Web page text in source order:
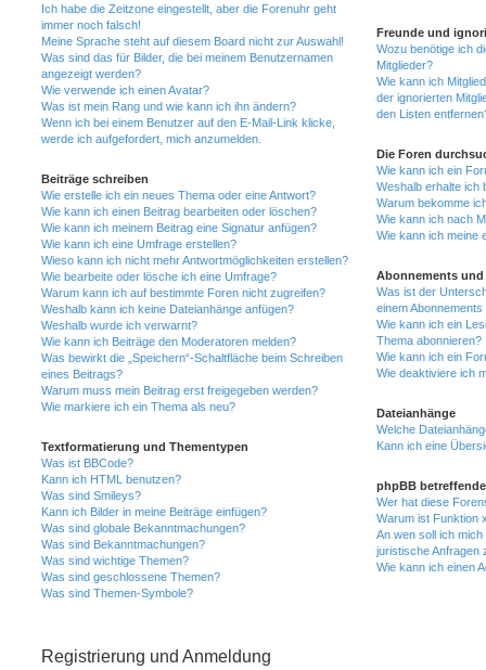
Ich habe die Zeitzone eingestellt, aber die Forenuhr geht
immer noch falsch!
Meine Sprache steht auf diesem Board nicht zur Auswahl!
Was sind das für Bilder, die bei meinem Benutzernamen
angezeigt werden?
Wie verwende ich einen Avatar?
Was ist mein Rang und wie kann ich ihn ändern?
Wenn ich bei einem Benutzer auf den E-Mail-Link klicke,
werde ich aufgefordert, mich anzumelden.
Beiträge schreiben
Wie erstelle ich ein neues Thema oder eine Antwort?
Wie kann ich einen Beitrag bearbeiten oder löschen?
Wie kann ich meinem Beitrag eine Signatur anfügen?
Wie kann ich eine Umfrage erstellen?
Wieso kann ich nicht mehr Antwortmöglichkeiten erstellen?
Wie bearbeite oder lösche ich eine Umfrage?
Warum kann ich auf bestimmte Foren nicht zugreifen?
Weshalb kann ich keine Dateianhänge anfügen?
Weshalb wurde ich verwarnt?
Wie kann ich Beiträge den Moderatoren melden?
Was bewirkt die „Speichern“-Schaltfläche beim Schreiben
eines Beitrags?
Warum muss mein Beitrag erst freigegeben werden?
Wie markiere ich ein Thema als neu?
Textformatierung und Thementypen
Was ist BBCode?
Kann ich HTML benutzen?
Was sind Smileys?
Kann ich Bilder in meine Beiträge einfügen?
Was sind globale Bekanntmachungen?
Was sind Bekanntmachungen?
Was sind wichtige Themen?
Was sind geschlossene Themen?
Was sind Themen-Symbole?
Freunde und
Wozu benötige ich
Mitglieder?
Wie kann ich
der ignorierten
den Listen
Die Foren
Wie kann ich ein
Weshalb erhalte ich
Warum bekomme
Wie kann ich nach
Wie kann ich meine
Abonnements und
Was ist der
einem
Wie kann ich ein
Thema abonnieren?
Wie kann ich ein
Wie deaktiviere ich
Dateianhänge
Welche
Kann ich eine
phpBB
Wer hat diese
Warum ist Funktion
An wen soll ich
juristische Anfragen
Wie kann ich einen
Registrierung und Anmeldung